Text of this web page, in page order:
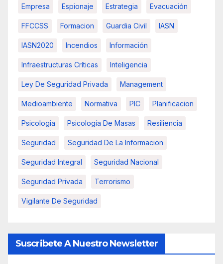
Empresa Espionaje Estrategia Evacuación
FFCCSS Formacion Guardia Civil IASN
IASN2020 Incendios Información
Infraestructuras Críticas Inteligencia
Ley De Seguridad Privada Management
Medioambiente Normativa PIC Planificacion
Psicologia Psicología De Masas Resiliencia
Seguridad Seguridad De La Informacion
Seguridad Integral Seguridad Nacional
Seguridad Privada Terrorismo
Vigilante De Seguridad
Suscribete A Nuestro Newsletter